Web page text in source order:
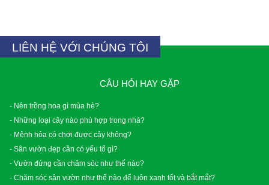
LIÊN HỆ VỚI CHÚNG TÔI
CÂU HỎI HAY GẶP
- Nên trồng hoa gì mùa hè?
- Những loại cây nào phù hợp trong nhà?
- Mệnh hỏa có chơi được cây không?
- Sân vườn đẹp cần có yếu tố gì?
- Vườn đứng cần chăm sóc như thế nào?
- Chăm sóc sân vườn như thế nào để luôn xanh tốt và bắt mắt?